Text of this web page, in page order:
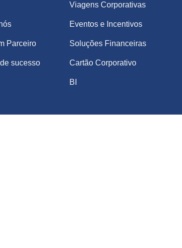
Parceiro
sucesso
Viagens Corporativas
Eventos e Incentivos
Soluções Financeiras
Cartão Corporativo
BI